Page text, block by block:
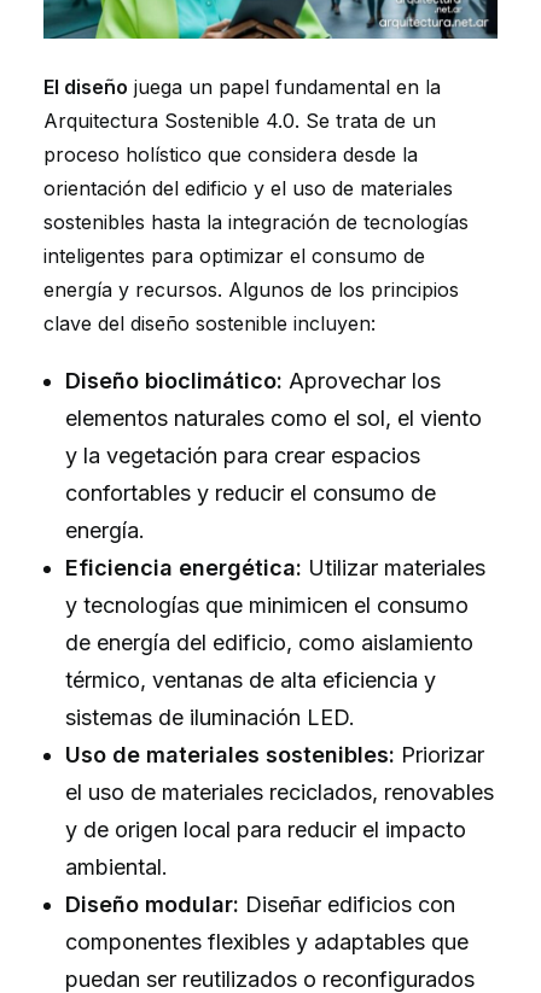
El diseño juega un papel fundamental en la
Arquitectura Sostenible 4.0. Se trata de un
proceso holístico que considera desde la
orientación del edificio y el uso de materiales
sostenibles hasta la integración de tecnologías
inteligentes para optimizar el consumo de
energía y recursos. Algunos de los principios
clave del diseño sostenible incluyen:
Diseño bioclimático: Aprovechar los
elementos naturales como el sol, el viento
y la vegetación para crear espacios
confortables y reducir el consumo de
energía.
Eficiencia energética: Utilizar materiales
y tecnologías que minimicen el consumo
de energía del edificio, como aislamiento
térmico, ventanas de alta eficiencia y
sistemas de iluminación LED.
Uso de materiales sostenibles: Priorizar
el uso de materiales reciclados, renovables
y de origen local para reducir el impacto
ambiental.
Diseño modular: Diseñar edificios con
componentes flexibles y adaptables que
puedan ser reutilizados o reconfigurados